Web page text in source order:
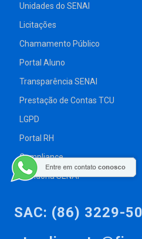
Unidades do SENAI
Licitações
Chamamento Público
Portal Aluno
Transparência SENAI
Prestação de Contas TCU
LGPD
Portal RH
Compliance
Ouvidoria SENAI
SAC: (86) 3229-